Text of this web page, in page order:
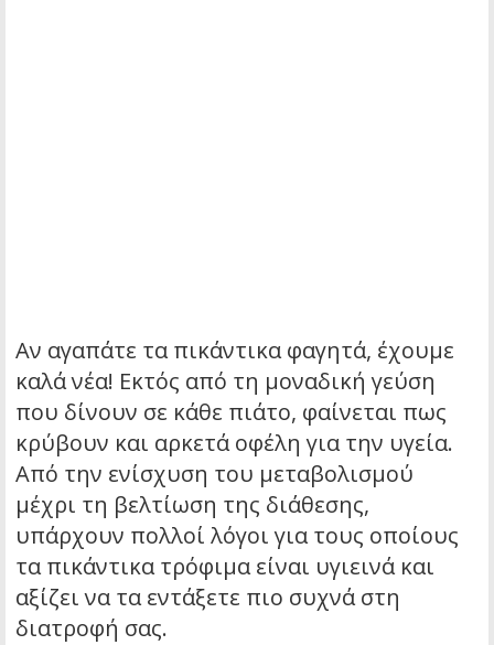
Αν αγαπάτε τα πικάντικα φαγητά, έχουμε
καλά νέα! Εκτός από τη μοναδική γεύση
που δίνουν σε κάθε πιάτο, φαίνεται πως
κρύβουν και αρκετά οφέλη για την υγεία.
Από την ενίσχυση του μεταβολισμού
μέχρι τη βελτίωση της διάθεσης,
υπάρχουν πολλοί λόγοι για τους οποίους
τα πικάντικα τρόφιμα είναι υγιεινά και
αξίζει να τα εντάξετε πιο συχνά στη
διατροφή σας.